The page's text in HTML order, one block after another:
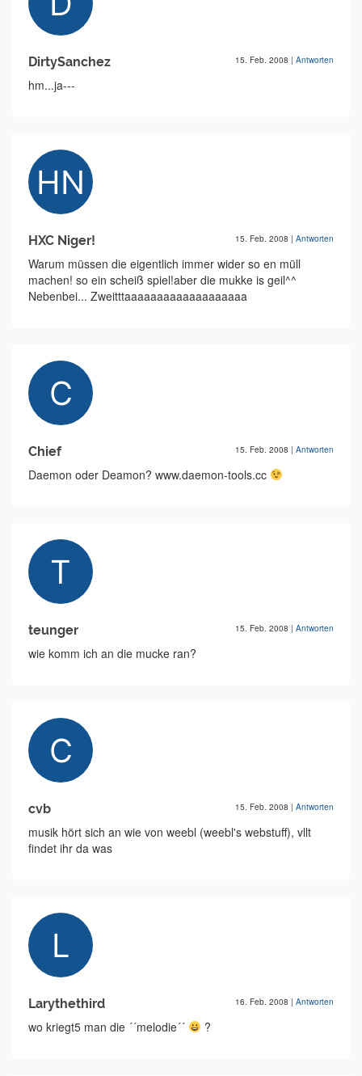
DirtySanchez 15. Feb. 2008 | Antworten
hm...ja---
HXC Niger! 15. Feb. 2008 | Antworten
Warum müssen die eigentlich immer wider so en müll
machen! so ein scheiß spiel!aber die mukke is geil^^
Nebenbei... Zweitttaaaaaaaaaaaaaaaaaaa
Chief 15. Feb. 2008 | Antworten
Daemon oder Deamon? www.daemon-tools.cc
teunger 15. Feb. 2008 | Antworten
wie komm ich an die mucke ran?
cvb 15. Feb. 2008 | Antworten
musik hört sich an wie von weebl (weebl's webstuff), vllt
findet ihr da was
Larythethird 16. Feb. 2008 | Antworten
wo kriegt5 man die ´´melodie´´ ?